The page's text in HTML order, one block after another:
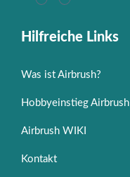
Hilfreiche Links
Was ist Airbrush?
Hobbyeinstieg Airbrush
Airbrush WIKI
Kontakt